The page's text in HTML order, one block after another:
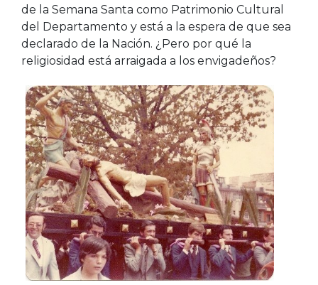
de la Semana Santa como Patrimonio Cultural
del Departamento y está a la espera de que sea
declarado de la Nación. ¿Pero por qué la
religiosidad está arraigada a los envigadeños?